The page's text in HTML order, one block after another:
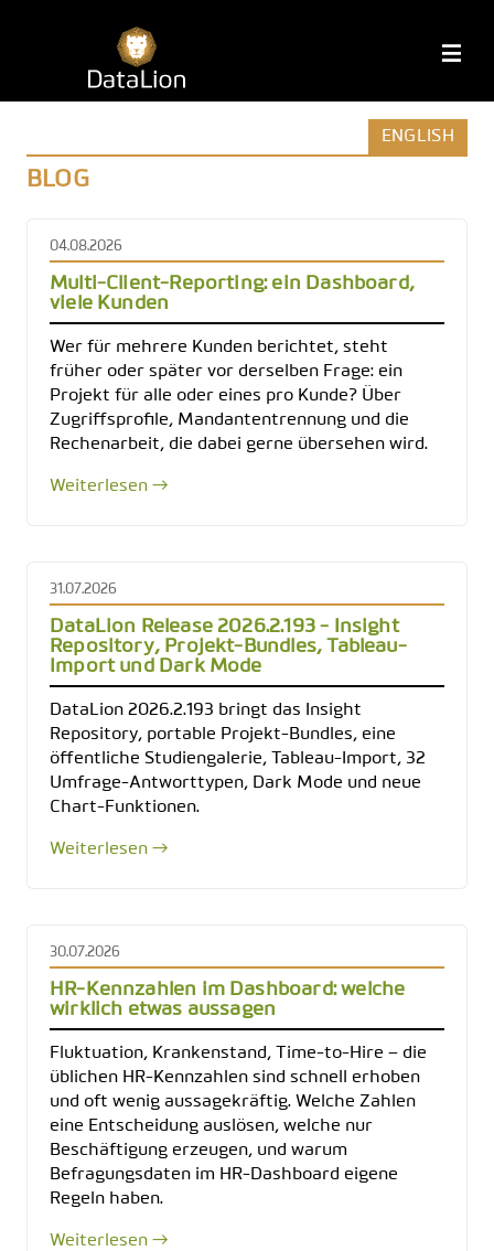
ENGLISH
BLOG
04.08.2026
Multi-Client-Reporting: ein Dashboard,
viele Kunden
Wer für mehrere Kunden berichtet, steht
früher oder später vor derselben Frage: ein
Projekt für alle oder eines pro Kunde? Über
Zugriffsprofile, Mandantentrennung und die
Rechenarbeit, die dabei gerne übersehen wird.
Weiterlesen →
31.07.2026
DataLion Release 2026.2.193 - Insight
Repository, Projekt-Bundles, Tableau-
Import und Dark Mode
DataLion 2026.2.193 bringt das Insight
Repository, portable Projekt-Bundles, eine
öffentliche Studiengalerie, Tableau-Import, 32
Umfrage-Antworttypen, Dark Mode und neue
Chart-Funktionen.
Weiterlesen →
30.07.2026
HR-Kennzahlen im Dashboard: welche
wirklich etwas aussagen
Fluktuation, Krankenstand, Time-to-Hire – die
üblichen HR-Kennzahlen sind schnell erhoben
und oft wenig aussagekräftig. Welche Zahlen
eine Entscheidung auslösen, welche nur
Beschäftigung erzeugen, und warum
Befragungsdaten im HR-Dashboard eigene
Regeln haben.
Weiterlesen →